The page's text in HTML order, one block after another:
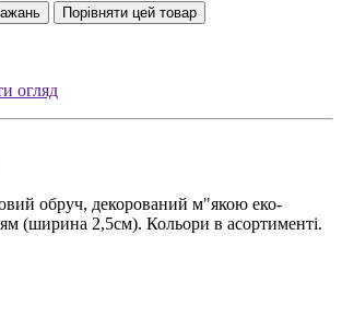
Порівняти цей товар
огляд
обруч, декорований м"якою еко-
(ширина 2,5см). Кольори в асортименті.